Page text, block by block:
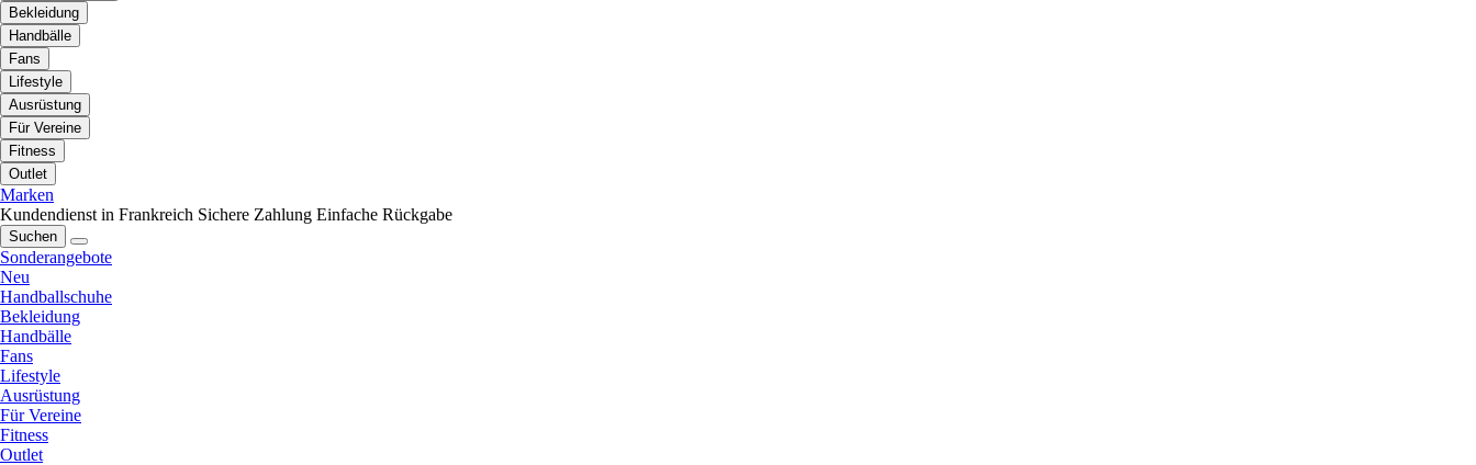
Bekleidung
Handbälle
Fans
Lifestyle
Ausrüstung
Für Vereine
Fitness
Outlet
Marken
Kundendienst in Frankreich Sichere Zahlung Einfache Rückgabe
Suchen
Sonderangebote
Neu
Handballschuhe
Bekleidung
Handbälle
Fans
Lifestyle
Ausrüstung
Für Vereine
Fitness
Outlet